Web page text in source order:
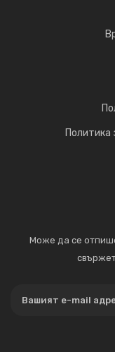
Политика
Може да се